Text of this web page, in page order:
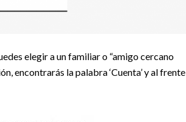
elegir a un familiar o “amigo cercano
encontrarás la palabra ‘Cuenta’ y al frente